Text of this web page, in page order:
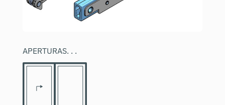
APERTURAS. . .